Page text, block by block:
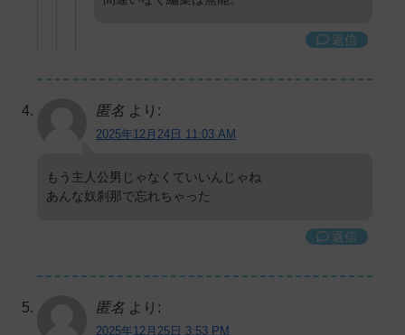
返信
匿名 より:
2025年12月24日 11:03 AM
もう主人公男じゃなくていいんじゃね
あんな奴刹那で忘れちゃった
返信
匿名 より:
2025年12月25日 3:53 PM